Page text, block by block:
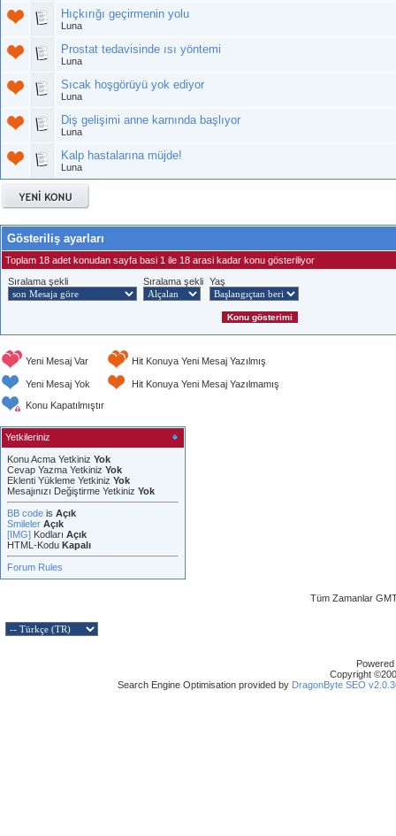
Hıçkırığı geçirmenin yolu
Luna
Prostat tedavisinde ısı yöntemi
Luna
Sıcak hoşgörüyü yok ediyor
Luna
Diş gelişimi anne karnında başlıyor
Luna
Kalp hastalarına müjde!
Luna
Gösteriliş ayarları
Toplam 18 adet konudan sayfa basi 1 ile 18 arasi kadar konu gösteriliyor
Sıralama şekli
Sıralama şekli Yaş
Yeni Mesaj Var Hit Konuya Yeni Mesaj Yazılmış
Yeni Mesaj Yok
Hit Konuya Yeni Mesaj Yazılmamış
Konu Kapatılmıştır
Yetkileriniz
Konu Acma Yetkiniz Yok
Cevap Yazma Yetkiniz Yok
Eklenti Yükleme Yetkiniz Yok
Mesajınızı Değiştirme Yetkiniz Yok
BB code is Açık
Smileler Açık
[IMG] Kodları Açık
HTML-Kodu Kapalı
Forum Rules
Tüm Zamanlar
Copyright
Search Engine Optimisation provided by DragonByte SEO